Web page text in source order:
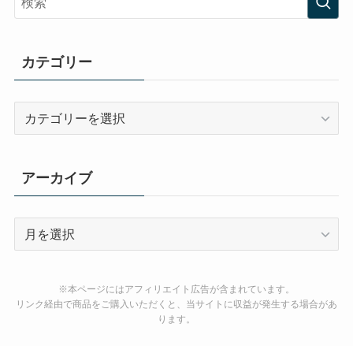
カテゴリー
リ
ー
アーカイブ
ブ
※本ページにはアフィリエイト広告が含まれています。
リンク経由で商品をご購入いただくと、当サイトに収益が発生する場合があ
ります。